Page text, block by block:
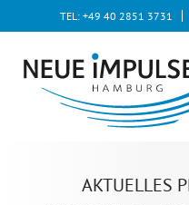
TEL: +49 40 2851 3731
AKTUELLES